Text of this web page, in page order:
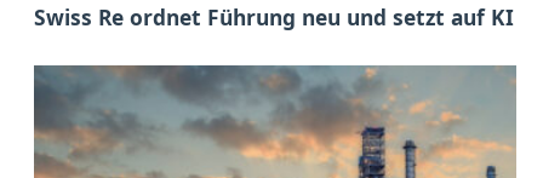
Swiss Re ordnet Führung neu und setzt auf KI